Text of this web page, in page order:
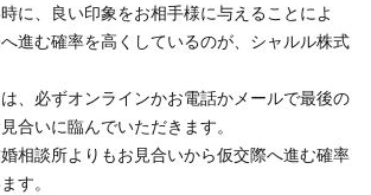
に、良い印象をお相手様に与えることによ
進む確率を高くしているのが、シャルル株式
、必ずオンラインかお電話かメールで最後の
合いに臨んでいただきます。
相談所よりもお見合いから仮交際へ進む確率
す。